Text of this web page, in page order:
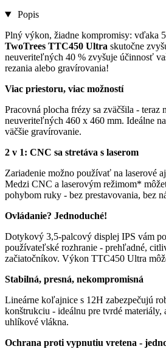
Popis
Plný výkon, žiadne kompromisy: vďaka
TwoTrees TTC450 Ultra skutočne
neuveriteľných 40 % zvyšuje účinnosť
rezania alebo gravírovania!
Viac priestoru, viac možností
Pracovná plocha frézy sa zväčšila - teraz
neuveriteľných 460 x 460 mm. Ideálne
väčšie gravírovanie.
2 v 1: CNC sa stretáva s laserom
Zariadenie možno používať na laserové
Medzi CNC a laserovým režimom*
pohybom ruky - bez prestavovania, bez
Ovládanie? Jednoduché!
Dotykový 3,5-palcový displej IPS vám
používateľské rozhranie - prehľadné,
začiatočníkov. Výkon TTC450 Ultra
Stabilná, presná, nekompromisná
Lineárne koľajnice s 12H zabezpečujú
konštrukciu - ideálnu pre tvrdé
uhlíkové vlákna.
Ochrana proti vypnutiu vretena -